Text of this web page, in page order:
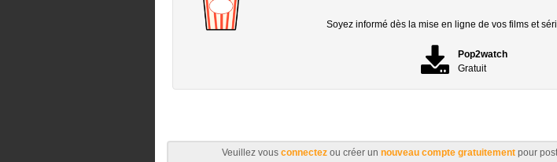
Soyez informé dès la mise en ligne de vos films et
Pop2watch
Gratuit
Veuillez vous connectez ou créer un nouveau compte gratuitement pour